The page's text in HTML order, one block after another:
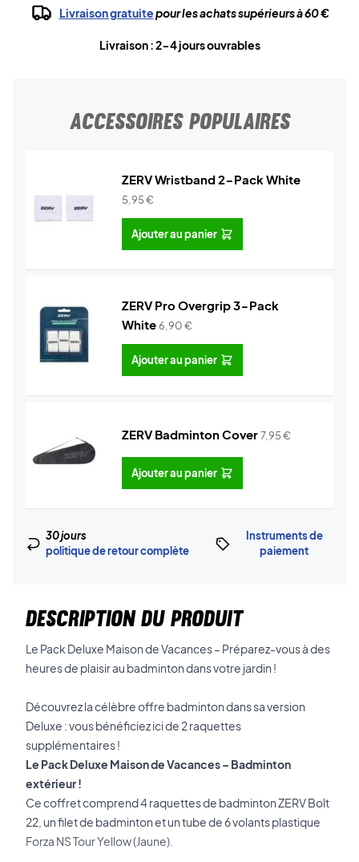
Livraison gratuitepour les achats supérieurs à 60 €
Livraison : 2-4 jours ouvrables
ACCESSOIRES POPULAIRES
ZERV Wristband 2-Pack White
5,95€
Ajouter au panier
ZERV Pro Overgrip 3-Pack
White6,90€
Ajouter au panier
ZERV Badminton Cover7,95€
Ajouter au panier
30 jours
politique de retour complète
Instruments de
paiement
DESCRIPTION DU PRODUIT
Le Pack Deluxe Maison de Vacances – Préparez-vous à des
heures de plaisir au badminton dans votre jardin !
Découvrez la célèbre offre badminton dans sa version
Deluxe : vous bénéficiez ici de 2 raquettes
supplémentaires !
Le Pack Deluxe Maison de Vacances – Badminton
extérieur !
Ce coffret comprend 4 raquettes de badminton ZERV Bolt
22, un filet de badminton et un tube de 6 volants plastique
Forza NS Tour Yellow (Jaune).